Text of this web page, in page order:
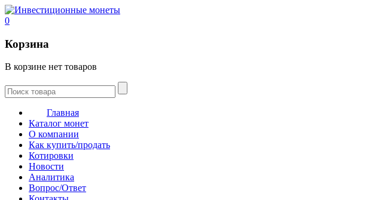
0
Корзина
В корзине нет товаров
Главная
Каталог монет
О компании
Как купить/продать
Котировки
Новости
Аналитика
Вопрос/Ответ